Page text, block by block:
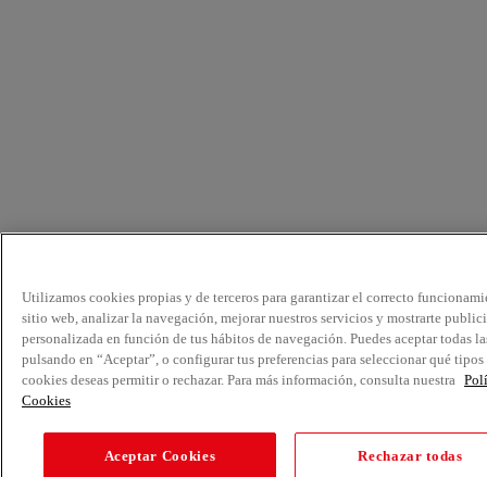
Utilizamos cookies propias y de terceros para garantizar el correcto
sitio web, analizar la navegación, mejorar nuestros servicios y mostrarte
personalizada en función de tus hábitos de navegación. Puedes aceptar todas
pulsando en “Aceptar”, o configurar tus preferencias para seleccionar qué tipos
cookies deseas permitir o rechazar. Para más información, consulta nuestra
Cookies
Aceptar Cookies Rechazar todas